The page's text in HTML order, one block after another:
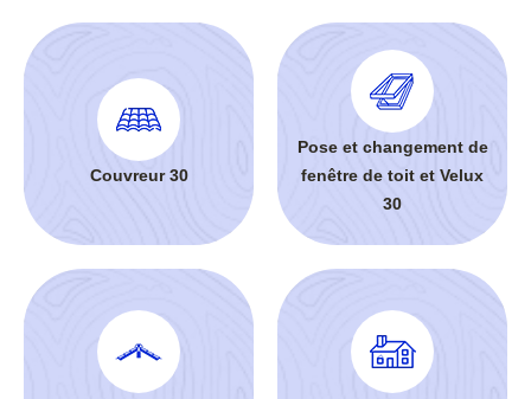
Couvreur 30
Pose et changement de
fenêtre de toit et Velux
30